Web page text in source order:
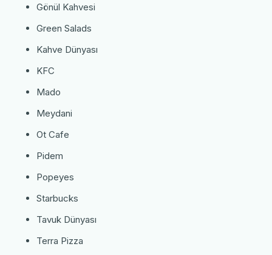
Gönül Kahvesi
Green Salads
Kahve Dünyası
KFC
Mado
Meydani
Ot Cafe
Pidem
Popeyes
Starbucks
Tavuk Dünyası
Terra Pizza